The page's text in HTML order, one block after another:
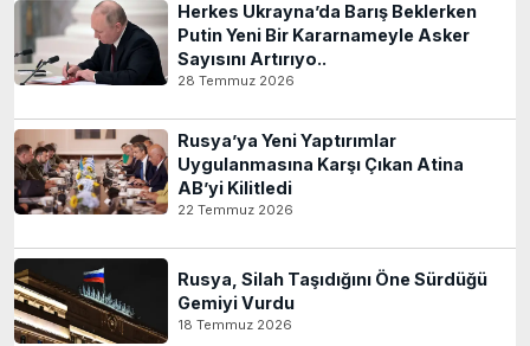
Herkes Ukrayna’da Barış Beklerken
Putin Yeni Bir Kararnameyle Asker
Sayısını Artırıyo..
28 Temmuz 2026
Rusya’ya Yeni Yaptırımlar
Uygulanmasına Karşı Çıkan Atina
AB’yi Kilitledi
22 Temmuz 2026
Rusya, Silah Taşıdığını Öne Sürdüğü
Gemiyi Vurdu
18 Temmuz 2026